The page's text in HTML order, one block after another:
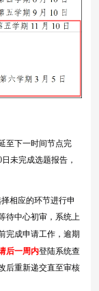
至下一时间节点完
日未完成选题报告，
相应的环节进行申
待中心初审， 系统上
完成申请工作 ，逾期
后一周内登陆系统查
后重新递交直至审核